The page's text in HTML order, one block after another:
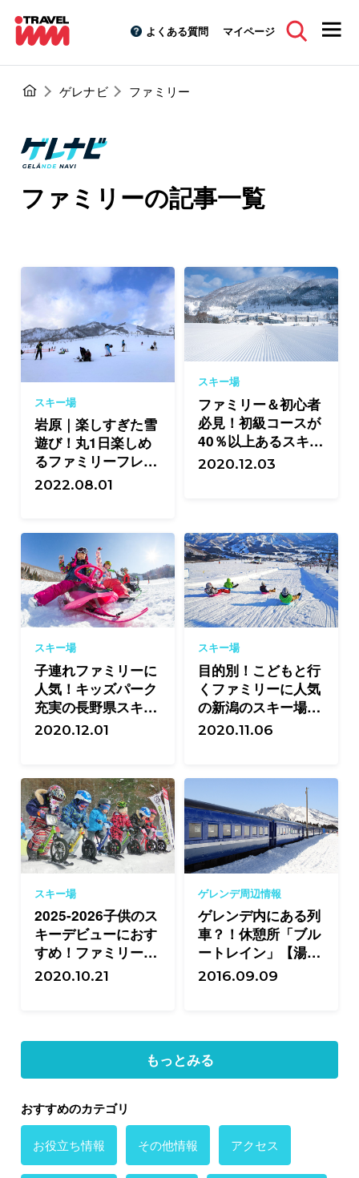
よくある質問 マイページ
ゲレナビ ファミリー
ファミリーの記事一覧
スキー場
岩原｜楽しすぎた雪
遊び！丸1日楽しめ
るファミリーフレン
ドリーなスキー場
2022.08.01
スキー場
ファミリー＆初心者
必見！初級コースが
40％以上あるスキー
場21選
2020.12.03
スキー場
子連れファミリーに
人気！キッズパーク
充実の長野県スキー
場20選
2020.12.01
スキー場
目的別！こどもと行
くファミリーに人気
の新潟のスキー場12
選
2020.11.06
スキー場
2025-2026子供のス
キーデビューにおす
すめ！ファミリーに
人気のスキー場25選
2020.10.21
ゲレンデ周辺情報
ゲレンデ内にある列
車？！休憩所「ブル
ートレイン」【湯沢
中里スノーリゾー
2016.09.09
もっとみる
おすすめのカテゴリ
お役立ち情報 その他情報 アクセス